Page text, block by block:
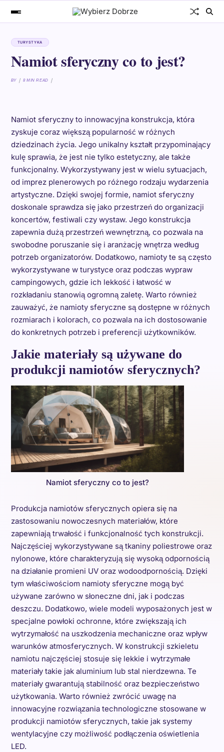
TURYSTYKA
Namiot sferyczny co to jest?
BY 8 MIN READ
Namiot sferyczny to innowacyjna konstrukcja, która
zyskuje coraz większą popularność w różnych
dziedzinach życia. Jego unikalny kształt przypominający
kulę sprawia, że jest nie tylko estetyczny, ale także
funkcjonalny. Wykorzystywany jest w wielu sytuacjach,
od imprez plenerowych po różnego rodzaju wydarzenia
artystyczne. Dzięki swojej formie, namiot sferyczny
doskonale sprawdza się jako przestrzeń do organizacji
koncertów, festiwali czy wystaw. Jego konstrukcja
zapewnia dużą przestrzeń wewnętrzną, co pozwala na
swobodne poruszanie się i aranżację wnętrza według
potrzeb organizatorów. Dodatkowo, namioty te są często
wykorzystywane w turystyce oraz podczas wypraw
campingowych, gdzie ich lekkość i łatwość w
rozkładaniu stanowią ogromną zaletę. Warto również
zauważyć, że namioty sferyczne są dostępne w różnych
rozmiarach i kolorach, co pozwala na ich dostosowanie
do konkretnych potrzeb i preferencji użytkowników.
Jakie materiały są używane do
produkcji namiotów sferycznych?
Namiot sferyczny co to jest?
Produkcja namiotów sferycznych opiera się na
zastosowaniu nowoczesnych materiałów, które
zapewniają trwałość i funkcjonalność tych konstrukcji.
Najczęściej wykorzystywane są tkaniny poliestrowe oraz
nylonowe, które charakteryzują się wysoką odpornością
na działanie promieni UV oraz wodoodpornością. Dzięki
tym właściwościom namioty sferyczne mogą być
używane zarówno w słoneczne dni, jak i podczas
deszczu. Dodatkowo, wiele modeli wyposażonych jest w
specjalne powłoki ochronne, które zwiększają ich
wytrzymałość na uszkodzenia mechaniczne oraz wpływ
warunków atmosferycznych. W konstrukcji szkieletu
namiotu najczęściej stosuje się lekkie i wytrzymałe
materiały takie jak aluminium lub stal nierdzewna. Te
materiały gwarantują stabilność oraz bezpieczeństwo
użytkowania. Warto również zwrócić uwagę na
innowacyjne rozwiązania technologiczne stosowane w
produkcji namiotów sferycznych, takie jak systemy
wentylacyjne czy możliwość podłączenia oświetlenia
LED.